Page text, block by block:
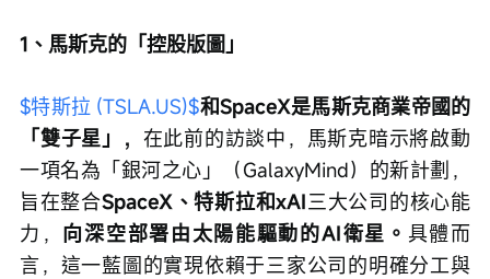
1、馬斯克的「控股版圖」
$特斯拉 (TSLA.US)$和SpaceX是馬斯克商業帝國的
「雙子星」， 在此前的訪談中，馬斯克暗示將啟動
一項名為「銀河之心」（GalaxyMind）的新計劃，
旨在整合SpaceX、特斯拉和xAI三大公司的核心能
力， 向深空部署由太陽能驅動的AI衛星。 具體而
言，這一藍圖的實現依賴于三家公司的明確分工與